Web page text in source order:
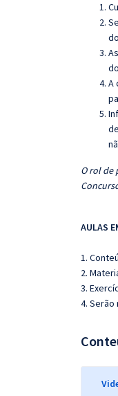
A
O rol de
AULAS
1.
2.
3.
4.